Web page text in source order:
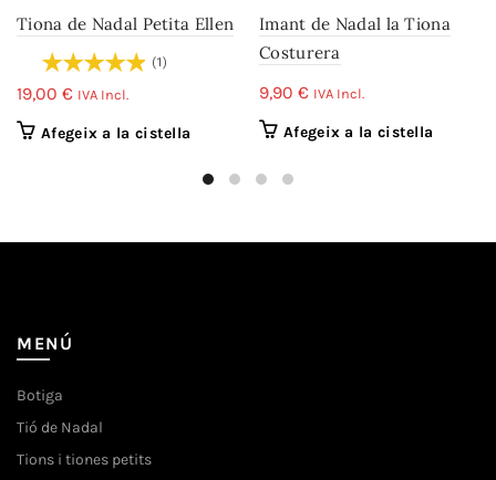
Tiona de Nadal Petita Ellen
(1)
19,00 € IVA Incl.
Afegeix a la cistella
Imant de Nadal la Tiona
Costurera
9,90 € IVA Incl.
Afegeix a la cistella
MENÚ
Botiga
Tió de Nadal
Tions i tiones petits